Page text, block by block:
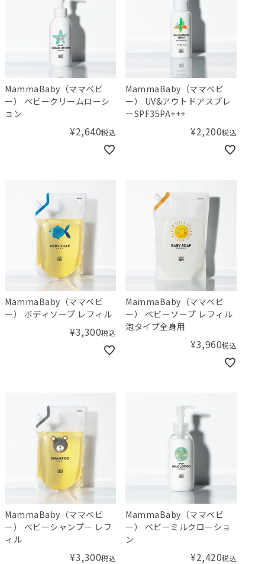
MammaBaby（ママベビ
ー） ベビークリームローシ
ョン
¥2,640税込
MammaBaby（ママベビ
ー） UV&アウトドアスプレ
ーSPF35PA+++
¥2,200税込
MammaBaby（ママベビ
ー） ボディソープ レフィル
¥3,300税込
MammaBaby（ママベビ
ー） ベビーソープ レフィル
泡タイプ全身用
¥3,960税込
MammaBaby（ママベビ
ー） ベビーシャンプー レフ
ィル
¥3,300税込
MammaBaby（ママベビ
ー） ベビーミルクローショ
ン
¥2,420税込